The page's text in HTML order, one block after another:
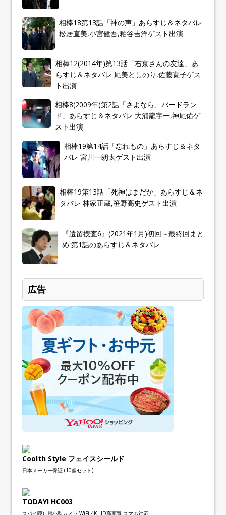
相棒18第13話「神の声」あらすじ＆ネタバレ
松居直美,小宮健吾,粕谷吉洋ゲスト出演
相棒12(2014年)第13話「右京さんの友達」あ
らすじ＆ネタバレ 尾美としのり,佐藤寛子ゲス
ト出演
相棒8(2009年)第2話「さよなら、バードラン
ド」あらすじ＆ネタバレ 大浦龍宇一,神尾佑ゲ
スト出演
相棒19第14話「忘れもの」あらすじ＆ネタ
バレ 宮川一朗太ゲスト出演
相棒19第13話「死神はまだか」あらすじ＆ネ
タバレ 林家正蔵,笹野高史ゲスト出演
『遺留捜査6』(2021年1月)初回～最終回まと
め 第1話のあらすじ＆ネタバレ
広告
Coolth Style フェイスシールド
日本メーカー保証 (10個セット)
TODAYI HC003
スパイ隠し超小型カメラ WiFi 4K HD高画質 スマホ対応